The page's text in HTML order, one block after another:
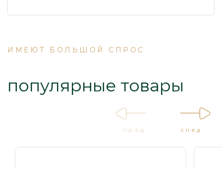
ИМЕЮТ БОЛЬШОЙ СПРОС
популярные товары
пред след